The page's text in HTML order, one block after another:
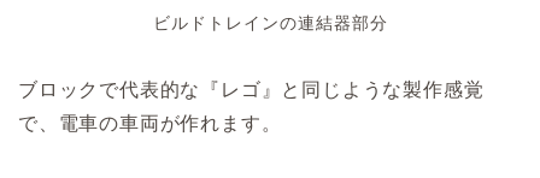
ビルドトレインの連結器部分
ブロックで代表的な『レゴ』と同じような製作感覚
で、電車の車両が作れます。